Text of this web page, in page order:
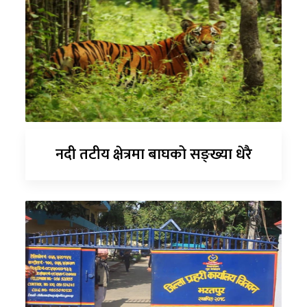
नदी तटीय क्षेत्रमा बाघको सङ्ख्या धेरै